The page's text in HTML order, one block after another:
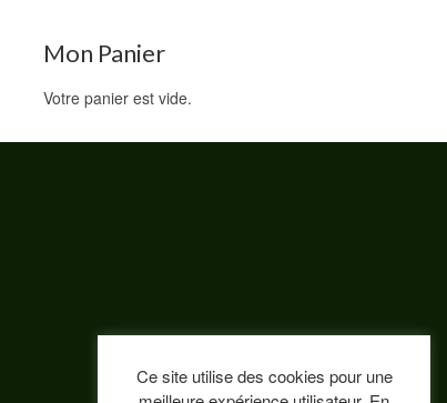
Mon Panier
Votre panier est vide.
Ce site utilise des cookies pour une